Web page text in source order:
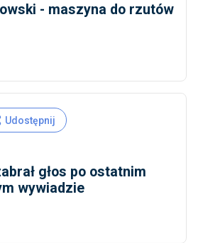
- maszyna do rzutów
Udostępnij
głos po ostatnim
wywiadzie